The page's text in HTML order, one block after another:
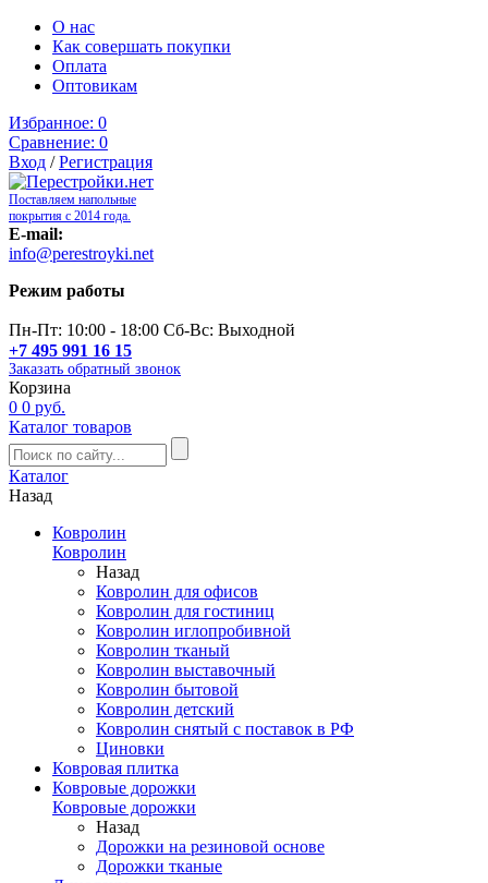
О нас
Как совершать покупки
Оплата
Оптовикам
Избранное: 0
Сравнение: 0
Вход /Регистрация
Поставляем напольные
покрытия с 2014 года.
E-mail:
info@perestroyki.net
Режим работы
Пн-Пт: 10:00 - 18:00 Сб-Вс: Выходной
+7 495 991 16 15
Заказать обратный звонок
Корзина
0 0 руб.
Каталог товаров
Каталог
Назад
Ковролин
Ковролин
Назад
Ковролин для офисов
Ковролин для гостиниц
Ковролин иглопробивной
Ковролин тканый
Ковролин выставочный
Ковролин бытовой
Ковролин детский
Ковролин снятый с поставок в РФ
Циновки
Ковровая плитка
Ковровые дорожки
Ковровые дорожки
Назад
Дорожки на резиновой основе
Дорожки тканые